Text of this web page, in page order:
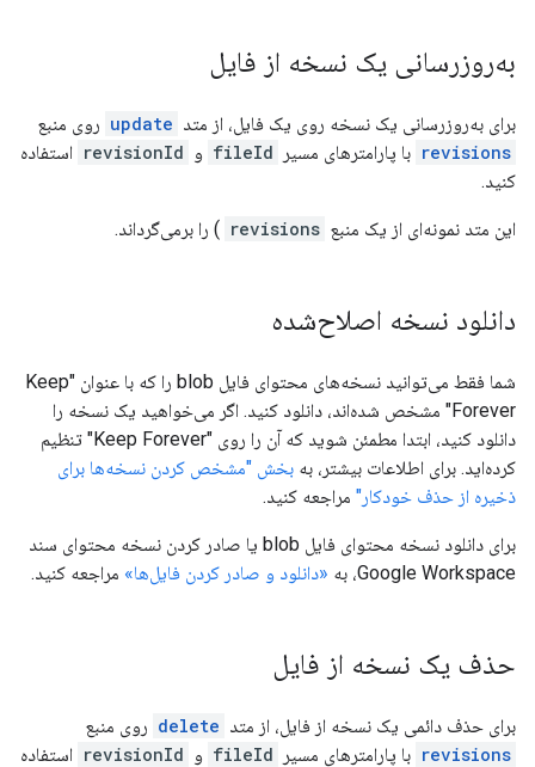
به‌روزرسانی یک نسخه از فایل
برای به‌روزرسانی یک نسخه روی یک فایل، از متد update روی منبع
revisions با پارامترهای مسیر fileId و revisionId استفاده
کنید.
این متد نمونه‌ای از یک منبع revisions ) را برمی‌گرداند.
دانلود نسخه اصلاح‌شده
شما فقط می‌توانید نسخه‌های محتوای فایل blob را که با عنوان "Keep
Forever" مشخص شده‌اند، دانلود کنید. اگر می‌خواهید یک نسخه را
دانلود کنید، ابتدا مطمئن شوید که آن را روی "Keep Forever" تنظیم
کرده‌اید. برای اطلاعات بیشتر، به بخش "مشخص کردن نسخه‌ها برای
ذخیره از حذف خودکار" مراجعه کنید.
برای دانلود نسخه محتوای فایل blob یا صادر کردن نسخه محتوای سند
Google Workspace، به
«دانلود و صادر کردن فایل‌ها» مراجعه کنید.
حذف یک نسخه از فایل
برای حذف دائمی یک نسخه از فایل، از متد delete روی منبع
revisions با پارامترهای مسیر fileId و revisionId استفاده